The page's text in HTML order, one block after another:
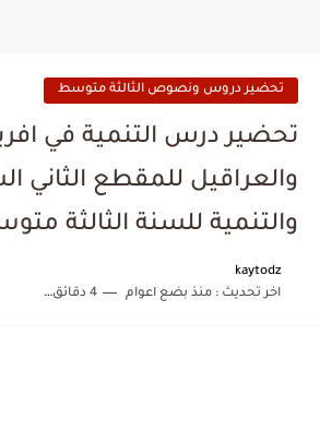
تحضير دروس ونصوص الثالثة متوسط
تحضير درس التنمية في
والعراقيل للمقطع الثاني
والتنمية للسنة الثالثة
kaytodz
اخر تحديث :منذ بضع اعوام 4 دقائق للقراءة